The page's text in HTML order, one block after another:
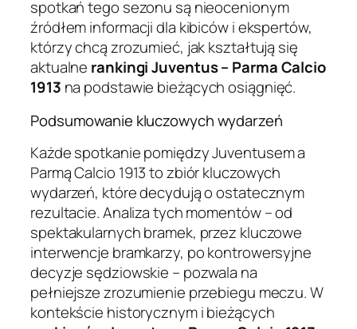
spotkań tego sezonu są nieocenionym
źródłem informacji dla kibiców i ekspertów,
którzy chcą zrozumieć, jak kształtują się
aktualne rankingi Juventus – Parma Calcio
1913 na podstawie bieżących osiągnięć.
Podsumowanie kluczowych wydarzeń
Każde spotkanie pomiędzy Juventusem a
Parmą Calcio 1913 to zbiór kluczowych
wydarzeń, które decydują o ostatecznym
rezultacie. Analiza tych momentów – od
spektakularnych bramek, przez kluczowe
interwencje bramkarzy, po kontrowersyjne
decyzje sędziowskie – pozwala na
pełniejsze zrozumienie przebiegu meczu. W
kontekście historycznym i bieżących